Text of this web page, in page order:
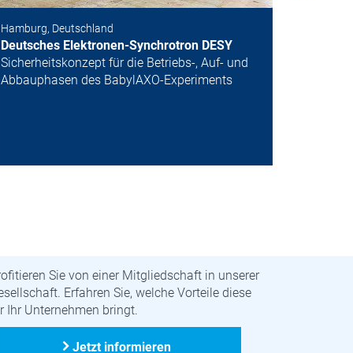
Hamburg, Deutschland
Deutsches Elektronen-Synchrotron DESY
Sicherheitskonzept für die Betriebs-, Auf- und
Abbauphasen des BabylAXO-Experiments
Sie von einer Mitgliedschaft in unserer
Erfahren Sie, welche Vorteile diese
Ihr Unternehmen bringt.
Jetzt informieren